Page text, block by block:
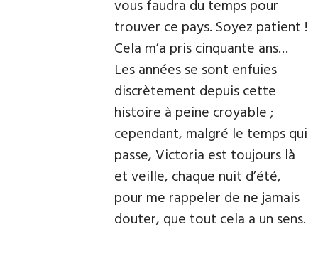
vous faudra du temps pour
trouver ce pays. Soyez patient !
Cela m’a pris cinquante ans…
Les années se sont enfuies
discrètement depuis cette
histoire à peine croyable ;
cependant, malgré le temps qui
passe, Victoria est toujours là
et veille, chaque nuit d’été,
pour me rappeler de ne jamais
douter, que tout cela a un sens.